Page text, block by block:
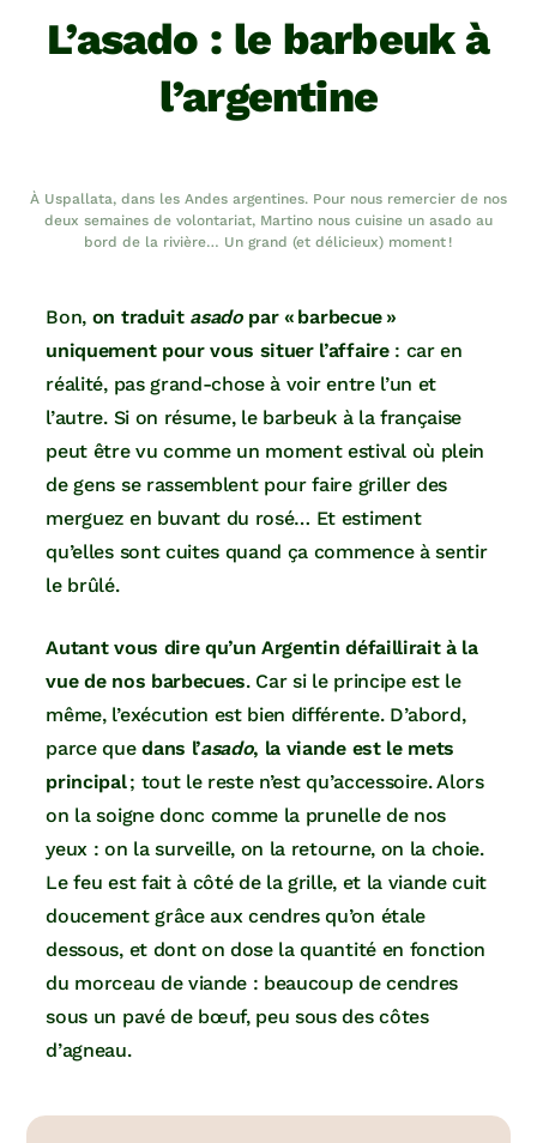
L’asado : le barbeuk à
l’argentine
À Uspallata, dans les Andes argentines. Pour nous remercier de nos
deux semaines de volontariat, Martino nous cuisine un asado au
bord de la rivière… Un grand (et délicieux) moment !
Bon, on traduit asadopar « barbecue »
uniquement pour vous situer l’affaire: car en
réalité, pas grand-chose à voir entre l’un et
l’autre. Si on résume, le barbeuk à la française
peut être vu comme un moment estival où plein
de gens se rassemblent pour faire griller des
merguez en buvant du rosé… Et estiment
qu’elles sont cuites quand ça commence à sentir
le brûlé.
Autant vous dire qu’un Argentin défaillirait à la
vue de nos barbecues. Car si le principe est le
même, l’exécution est bien différente. D’abord,
parce quedans l’asado, la viande est le mets
principal; tout le reste n’est qu’accessoire. Alors
on la soigne donc comme la prunelle de nos
yeux : on la surveille, on la retourne, on la choie.
Le feu est fait à côté de la grille, et la viande cuit
doucement grâce aux cendres qu’on étale
dessous, et dont on dose la quantité en fonction
du morceau de viande : beaucoup de cendres
sous un pavé de bœuf, peu sous des côtes
d’agneau.